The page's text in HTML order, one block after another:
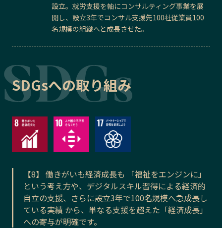
設立。就労支援を軸にコンサルティング事業を展
開し、設立3年でコンサル支援先100社従業員100
名規模の組織へと成長させた。
SDGsへの取り組み
【8】 働きがいも経済成長も 「福祉をエンジンに」
という考え方や、デジタルスキル習得による経済的
自立の支援、さらに設立3年で100名規模へ急成長し
ている実績 から、単なる支援を超えた「経済成長」
への寄与が明確です。